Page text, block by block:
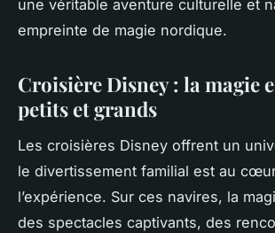
une véritable aventure culturelle et
empreinte de magie nordique.
Croisière Disney : la magie
petits et grands
Les croisières Disney offrent un
le divertissement familial est au
l’expérience. Sur ces navires, la
des spectacles captivants, des